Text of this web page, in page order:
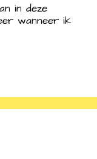
in deze
wanneer ik